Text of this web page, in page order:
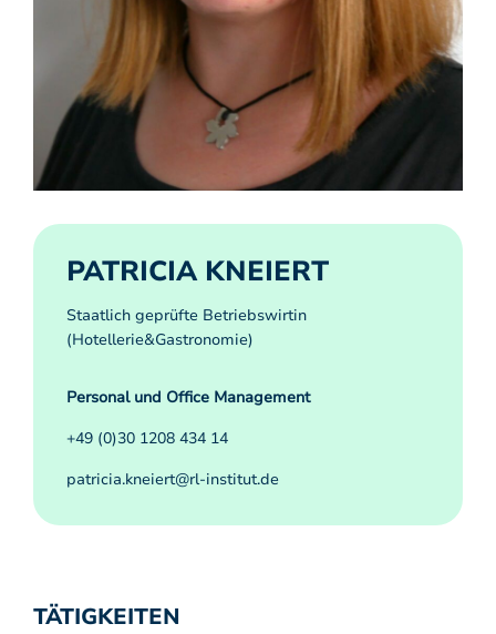
PATRICIA KNEIERT
Staatlich geprüfte Betriebswirtin
(Hotellerie&Gastronomie)
Personal und Office Management
+49 (0)30 1208 434 14
patricia.kneiert@rl-institut.de
TÄTIGKEITEN